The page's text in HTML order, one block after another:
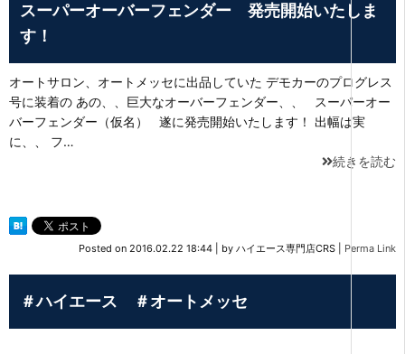
スーパーオーバーフェンダー 発売開始いたしま
す！
オートサロン、オートメッセに出品していた デモカーのプログレス
号に装着の あの、、巨大なオーバーフェンダー、、 スーパーオー
バーフェンダー（仮名） 遂に発売開始いたします！ 出幅は実
に、、 フ…
続きを読む
Posted on 2016.02.22 18:44 by ハイエース専門店CRS Perma Link
＃ハイエース ＃オートメッセ